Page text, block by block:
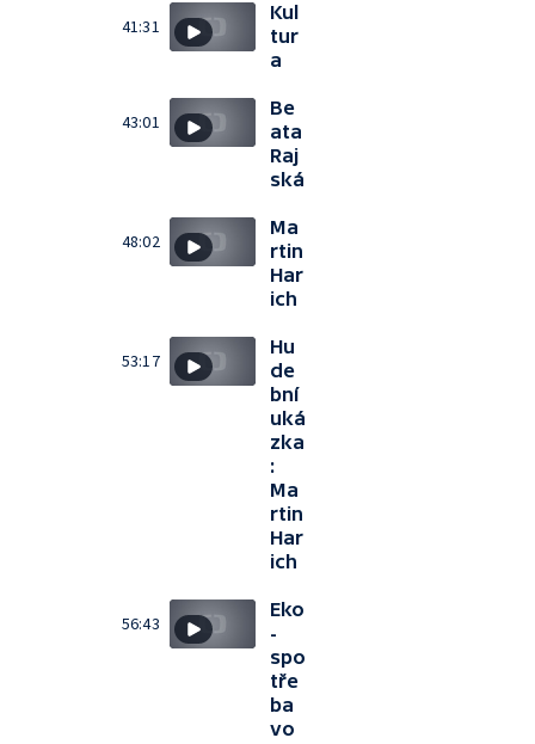
41:31
Kul
tur
a
43:01
Be
ata
Raj
ská
48:02
Ma
rtin
Har
ich
53:17
Hu
de
bní
uká
zka
:
Ma
rtin
Har
ich
56:43
Eko
-
spo
tře
ba
vo